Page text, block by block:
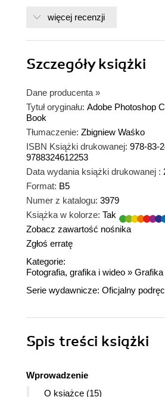
więcej recenzji
Szczegółyksiążki
Dane producenta »
Tytuł oryginału: Adobe Photoshop
Book
Tłumaczenie: Zbigniew Waśko
ISBN Książki drukowanej: 978-83-
9788324612253
Data wydania książki drukowanej :
Format: B5
Numer z katalogu: 3979
Książka w kolorze: Tak
Zobacz zawartość nośnika
Zgłoś erratę
Kategorie:
Fotografia, grafika i wideo » Grafika
Serie wydawnicze: Oficjalny
Spis treści książki
Wprowadzenie
O książce (15)